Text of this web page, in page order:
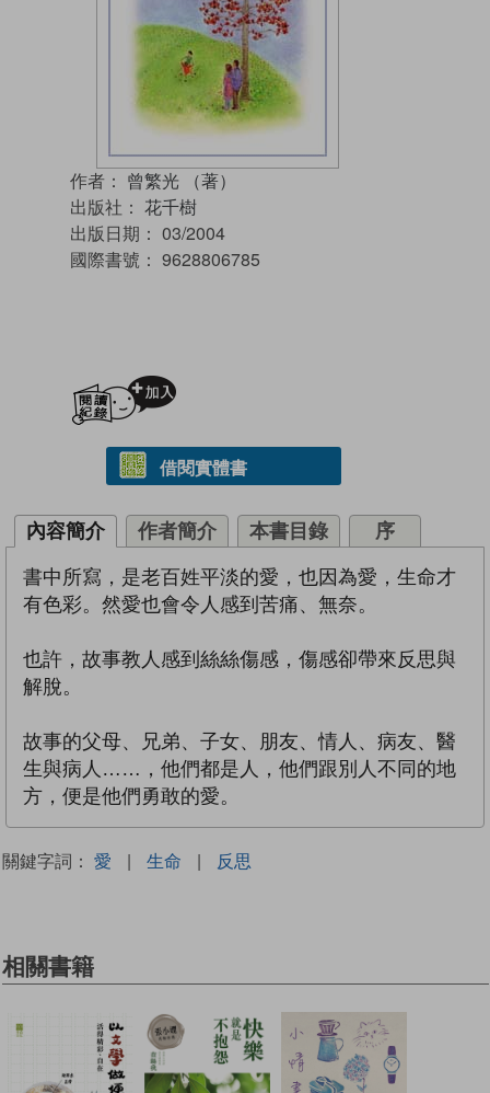
作者： 曾繁光 （著）
出版社： 花千樹
出版日期： 03/2004
國際書號： 9628806785
借閱實體書
內容簡介 作者簡介 本書目錄 序
書中所寫，是老百姓平淡的愛，也因為愛，生命才
有色彩。然愛也會令人感到苦痛、無奈。
也許，故事教人感到絲絲傷感，傷感卻帶來反思與
解脫。
故事的父母、兄弟、子女、朋友、情人、病友、醫
生與病人……，他們都是人，他們跟別人不同的地
方，便是他們勇敢的愛。
關鍵字詞： 愛 | 生命 | 反思
相關書籍